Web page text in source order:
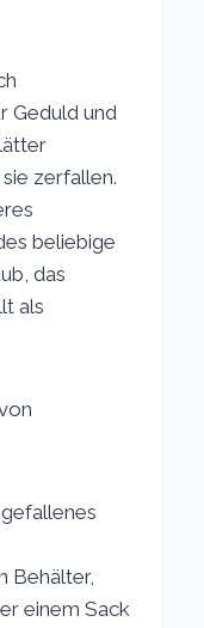
Geduld und
zerfallen.
beliebige
das
als
Behälter,
einem Sack